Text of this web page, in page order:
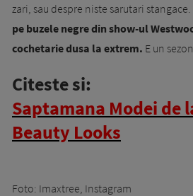
zari, sau despre niste sarutari stangace.
pe buzele negre din show-ul
cochetarie dusa la extrem. E un
Citeste si:
Saptamana Modei de
Beauty Looks
Foto: Imaxtree, Instagram